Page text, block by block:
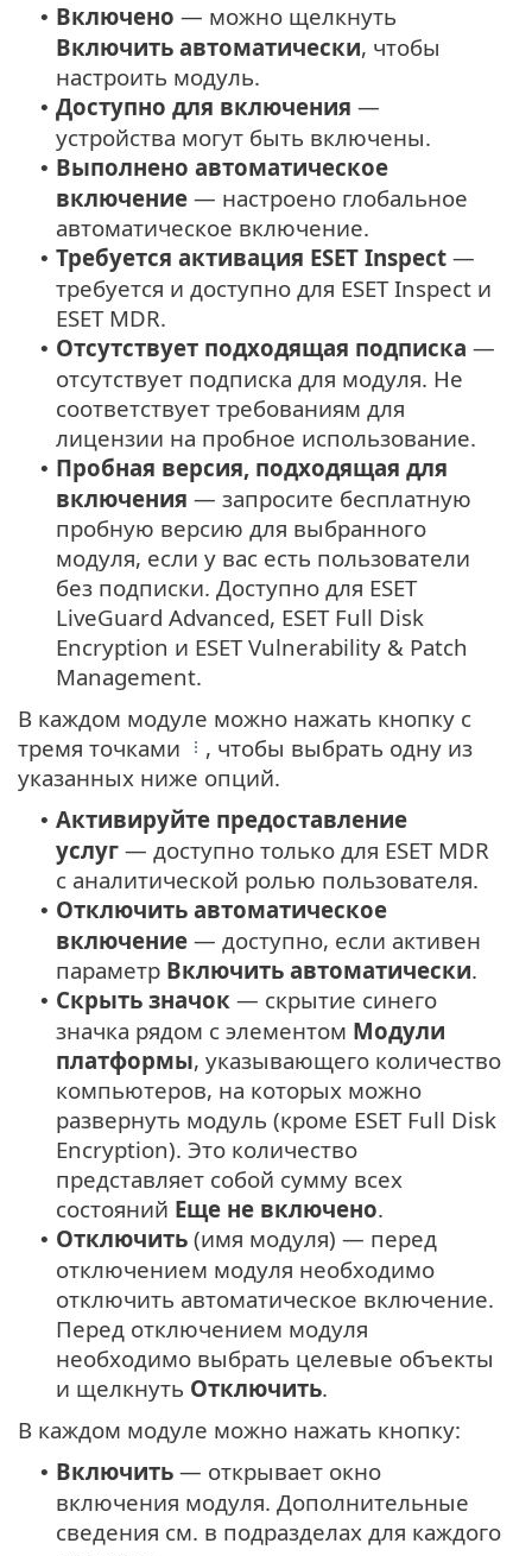
• Включено — можно щелкнуть
Включить автоматически, чтобы
настроить модуль.
• Доступно для включения —
устройства могут быть включены.
• Выполнено автоматическое
включение — настроено глобальное
автоматическое включение.
• Требуется активация ESET Inspect —
требуется и доступно для ESET Inspect и
ESET MDR.
• Отсутствует подходящая подписка —
отсутствует подписка для модуля. Не
соответствует требованиям для
лицензии на пробное использование.
• Пробная версия, подходящая для
включения — запросите бесплатную
пробную версию для выбранного
модуля, если у вас есть пользователи
без подписки. Доступно для ESET
LiveGuard Advanced, ESET Full Disk
Encryption и ESET Vulnerability & Patch
Management.
В каждом модуле можно нажать кнопку с
тремя точками
, чтобы выбрать одну из
указанных ниже опций.
• Активируйте предоставление
услуг — доступно только для ESET MDR
с аналитической ролью пользователя.
• Отключить автоматическое
включение — доступно, если активен
параметр Включить автоматически.
• Скрыть значок — скрытие синего
значка рядом с элементом Модули
платформы, указывающего количество
компьютеров, на которых можно
развернуть модуль (кроме ESET Full Disk
Encryption). Это количество
представляет собой сумму всех
состояний Еще не включено.
• Отключить (имя модуля) — перед
отключением модуля необходимо
отключить автоматическое включение.
Перед отключением модуля
необходимо выбрать целевые объекты
и щелкнуть Отключить.
В каждом модуле можно нажать кнопку:
• Включить — открывает окно
включения модуля. Дополнительные
сведения см. в подразделах для каждого